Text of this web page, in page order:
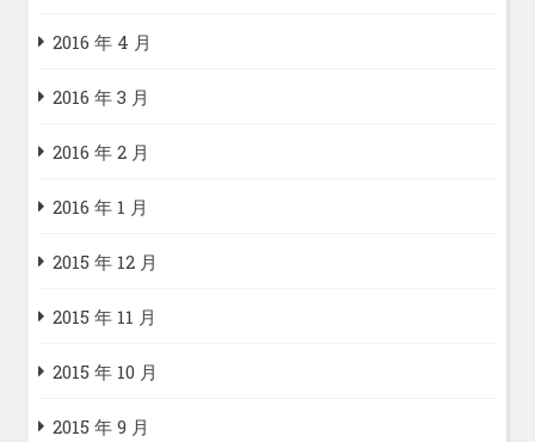
2016 年 4 月
2016 年 3 月
2016 年 2 月
2016 年 1 月
2015 年 12 月
2015 年 11 月
2015 年 10 月
2015 年 9 月